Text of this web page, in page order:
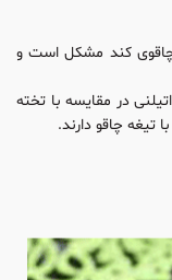
چاقوی کند مشکل است و
در مقایسه با تخته
تیغه چاقو دارند.